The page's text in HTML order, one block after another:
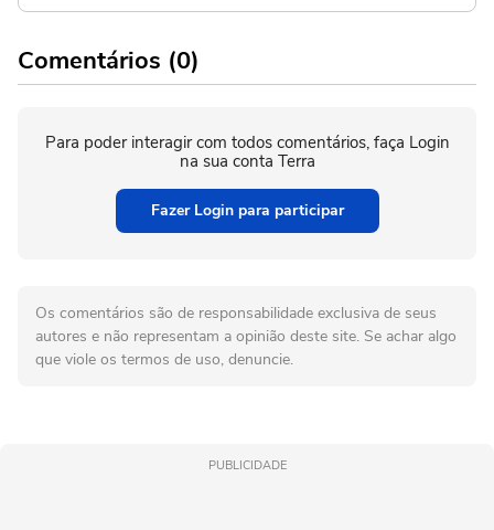
Comentários (0)
Para poder interagir com todos comentários, faça Login
na sua conta Terra
Fazer Login para participar
Os comentários são de responsabilidade exclusiva de seus
autores e não representam a opinião deste site. Se achar algo
que viole os termos de uso, denuncie.
PUBLICIDADE